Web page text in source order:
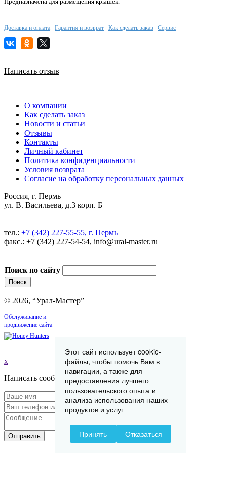
Доставка и оплата Гарантия и возврат Как сделать заказ Сервис
Написать отзыв
О компании
Как сделать заказ
Новости и статьи
Отзывы
Контакты
Личный кабинет
Политика конфиденциальности
Условия возврата
Согласие на обработку персональных данных
Россия, г. Пермь
ул. В. Васильева, д.3 корп. Б
тел.: +7 (342) 227-55-55, г. Пермь
факс.: +7 (342) 227-54-54, info@ural-master.ru
Поиск по сайту
© 2026, “Урал-Мастер”
Обслуживание и
продвижение сайта
x
Написать сообщение
Отправить
Этот сайт использует cookie-
файлы, чтобы помочь Вам в
навигации, а также для
предоставления лучшего
пользовательского опыта и
анализа использования наших
продуктов и услуг
Принять Отказаться